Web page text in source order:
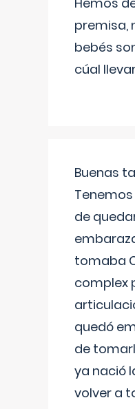
premisa,
bebés
cúal
Buenas
de
tomaba
complex
quedó
de
ya nació
volver a